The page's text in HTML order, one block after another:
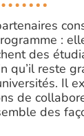
:
des
qu’il reste
Il
de
des